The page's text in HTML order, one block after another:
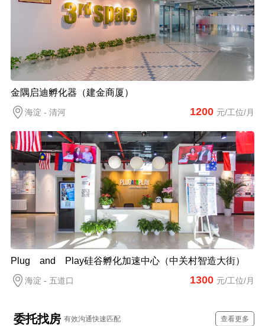
金隅启迪孵化器（建金商厦）
海淀 - 清河 1200 元/工位/月
Plug and Play硅谷孵化加速中心（中关村智造大街）
海淀 - 五道口 1300 元/工位/月
委托找房 有效沟通快速匹配 查看更多